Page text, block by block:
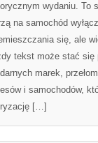
wydaniu. To
na samochód
się, ale
tekst może stać
marek,
i samochodów,
[…]